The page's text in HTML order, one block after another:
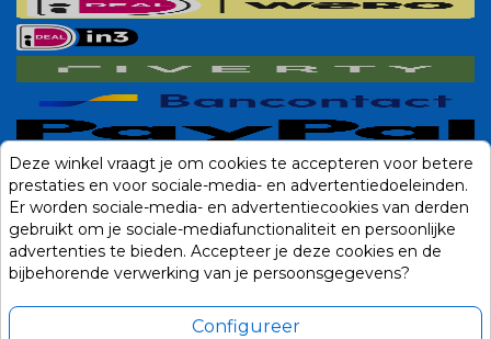
Deze winkel vraagt je om cookies te accepteren voor betere
prestaties en voor sociale-media- en advertentiedoeleinden.
Er worden sociale-media- en advertentiecookies van derden
gebruikt om je sociale-mediafunctionaliteit en persoonlijke
advertenties te bieden. Accepteer je deze cookies en de
bijbehorende verwerking van je persoonsgegevens?
Configureer